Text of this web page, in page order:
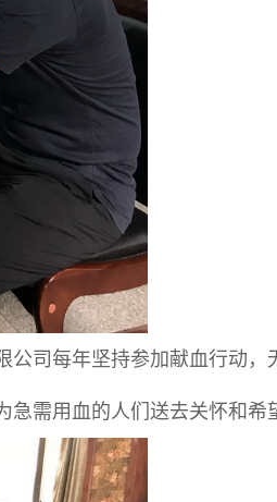
司每年坚持参加献血行动，
需用血的人们送去关怀和希